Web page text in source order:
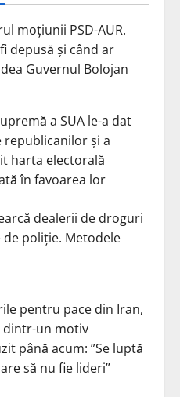
moțiunii PSD-AUR.
depusă și când ar
Guvernul Bolojan
a SUA le-a dat
republicanilor și a
harta electorală
în favoarea lor
dealerii de droguri
de poliție. Metodele
pentru pace din Iran,
dintr-un motiv
până acum: ”Se luptă
să nu fie lideri”